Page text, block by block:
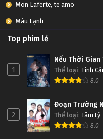
Mon Laferte, te amo
Máu Lạnh
Top phim lẻ
1
Nếu Thời Gian
Thể loại: Tình
8.0
2
Đoạn Trường
Thể loại: Tâm Lý
8.0